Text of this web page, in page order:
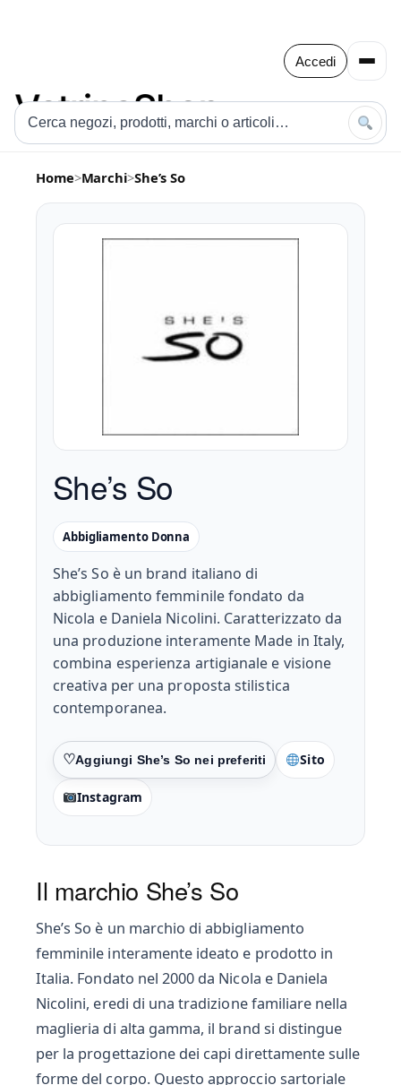
Accedi
Home>Marchi>She’s So
She’s So
Abbigliamento Donna
She’s So è un brand italiano di
abbigliamento femminile fondato da
Nicola e Daniela Nicolini. Caratterizzato da
una produzione interamente Made in Italy,
combina esperienza artigianale e visione
creativa per una proposta stilistica
contemporanea.
Preferiti Sito
Instagram
Il marchio She’s So
She’s So è un marchio di abbigliamento
femminile interamente ideato e prodotto in
Italia. Fondato nel 2000 da Nicola e Daniela
Nicolini, eredi di una tradizione familiare nella
maglieria di alta gamma, il brand si distingue
per la progettazione dei capi direttamente sulle
forme del corpo. Questo approccio sartoriale